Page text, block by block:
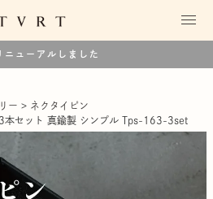
ニューアルしました
ー
ネクタイピン
本セット 真鍮製 シンプル Tps-163-3set